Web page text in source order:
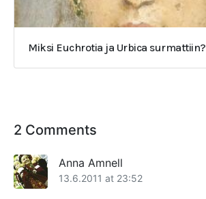
Miksi Euchrotia ja Urbica surmattiin?
2 Comments
Anna Amnell
13.6.2011 at 23:52